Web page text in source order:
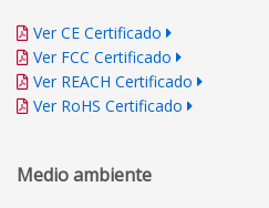
Ver CE Certificado
Ver FCC Certificado
Ver REACH Certificado
Ver RoHS Certificado
Medio ambiente